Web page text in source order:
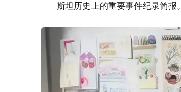
斯坦历史上的重要事件纪录简报。